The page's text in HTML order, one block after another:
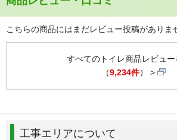
こちらの商品にはまだレビュー投稿がありま
すべてのトイレ商品レビュー
（9,234件）
工事エリアについて